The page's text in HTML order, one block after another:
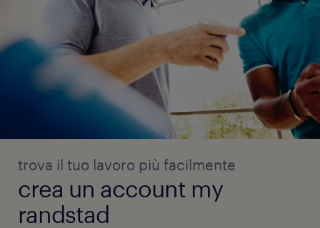
trova il tuo lavoro più facilmente
crea un account my
randstad